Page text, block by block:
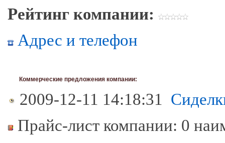
Рейтинг компании:
Адрес и телефон
Коммерческие предложения компании:
2009-12-11 14:18:31
Прайс-лист компании: 0